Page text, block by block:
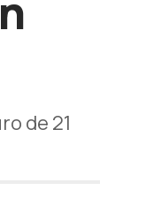
de 21